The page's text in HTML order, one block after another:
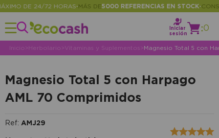
DE 24/72 HORAS• MÁS DE 5000 REFERENCIAS EN STOCK•
Iniciar
sesión
:0
Inicio>Herbolario>Vitaminas y Suplementos >Magnesio Total 5 con
Magnesio Total 5 con Harpago
AML 70 Comprimidos
Ref: AMJ29